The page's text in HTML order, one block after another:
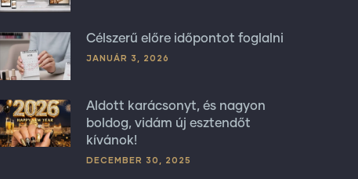
Célszerű előre időpontot foglalni
JANUÁR 3, 2026
Áldott karácsonyt, és nagyon
boldog, vidám új esztendőt
kívánok!
DECEMBER 30, 2025